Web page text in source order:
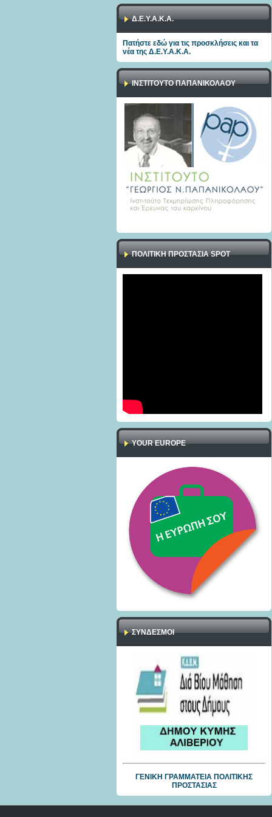
Δ.Ε.Υ.Α.Κ.Α.
Πατήστε εδώ για τις προσκλήσεις και τα
νέα της Δ.Ε.Υ.Α.Κ.Α.
ΙΝΣΤΙΤΟΥΤΟ ΠΑΠΑΝΙΚΟΛΑΟΥ
ΠΟΛΙΤΙΚΉ ΠΡΟΣΤΑΣΊΑ SPOT
YOUR EUROPE
ΣΎΝΔΕΣΜΟΙ
ΓΕΝΙΚΗ ΓΡΑΜΜΑΤΕΙΑ ΠΟΛΙΤΙΚΗΣ
ΠΡΟΣΤΑΣΙΑΣ